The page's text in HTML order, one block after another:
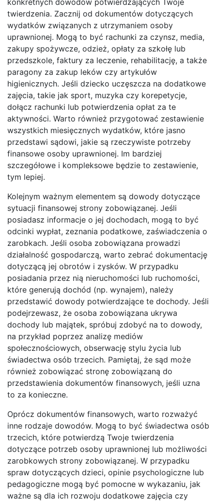
twierdzenia. Zacznij od dokumentów dotyczących
wydatków związanych z utrzymaniem osoby
uprawnionej. Mogą to być rachunki za czynsz, media,
zakupy spożywcze, odzież, opłaty za szkołę lub
przedszkole, faktury za leczenie, rehabilitację, a także
paragony za zakup leków czy artykułów
higienicznych. Jeśli dziecko uczęszcza na dodatkowe
zajęcia, takie jak sport, muzyka czy korepetycje,
dołącz rachunki lub potwierdzenia opłat za te
aktywności. Warto również przygotować zestawienie
wszystkich miesięcznych wydatków, które jasno
przedstawi sądowi, jakie są rzeczywiste potrzeby
finansowe osoby uprawnionej. Im bardziej
szczegółowe i kompleksowe będzie to zestawienie,
tym lepiej.
Kolejnym ważnym elementem są dowody dotyczące
sytuacji finansowej strony zobowiązanej. Jeśli
posiadasz informacje o jej dochodach, mogą to być
odcinki wypłat, zeznania podatkowe, zaświadczenia o
zarobkach. Jeśli osoba zobowiązana prowadzi
działalność gospodarczą, warto zebrać dokumentację
dotyczącą jej obrotów i zysków. W przypadku
posiadania przez nią nieruchomości lub ruchomości,
które generują dochód (np. wynajem), należy
przedstawić dowody potwierdzające te dochody. Jeśli
podejrzewasz, że osoba zobowiązana ukrywa
dochody lub majątek, spróbuj zdobyć na to dowody,
na przykład poprzez analizę mediów
społecznościowych, obserwację stylu życia lub
świadectwa osób trzecich. Pamiętaj, że sąd może
również zobowiązać stronę zobowiązaną do
przedstawienia dokumentów finansowych, jeśli uzna
to za konieczne.
Oprócz dokumentów finansowych, warto rozważyć
inne rodzaje dowodów. Mogą to być świadectwa osób
trzecich, które potwierdzą Twoje twierdzenia
dotyczące potrzeb osoby uprawnionej lub możliwości
zarobkowych strony zobowiązanej. W przypadku
spraw dotyczących dzieci, opinie psychologiczne lub
pedagogiczne mogą być pomocne w wykazaniu, jak
ważne są dla ich rozwoju dodatkowe zajęcia czy